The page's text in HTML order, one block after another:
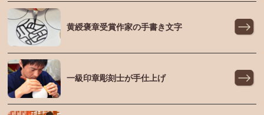
黄綬褒章受賞作家の手書き文字
一級印章彫刻士が手仕上げ